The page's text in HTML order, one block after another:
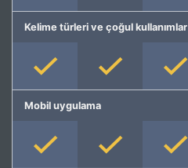
Kelime türleri ve çoğul kullanımlar
Mobil uygulama